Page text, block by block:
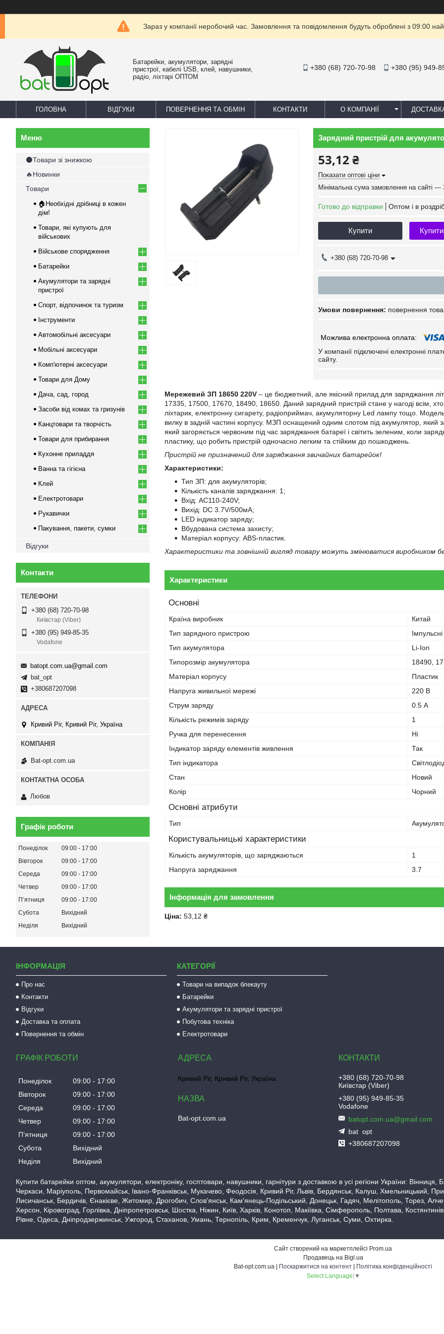
Зараз у компанії неробочий час. Замовлення та повідомлення будуть оброблені з 09:00
Батарейки, акумулятори, зарядні
пристрої, кабелі USB, клей, навушники,
радіо, ліхтарі ОПТОМ
+380 (68) 720-70-98 +380 (95) 949-
ГОЛОВНА ВІДГУКИ ПОВЕРНЕННЯ ТА ОБМІН КОНТАКТИ О КОМПАНІЇ
Зарядний пристрій для
53,12 ₴
Показати оптові ціни
Мінімальна сума замовлення на сайті —
Готово до відправки Оптом і в
Купити
+380 (68) 720-70-98
повернення
У компанії підключені електронні
сайту.
Мережевий ЗП 18650 220V – це бюджетний, але якісний прилад для заряджання
17335, 17500, 17670, 18490, 18650. Даний зарядний пристрій стане у нагоді всім,
ліхтарик, електронну сигарету, радіоприймач, акумуляторну Led лампу тощо.
вилку в задній частині корпусу. МЗП оснащений одним слотом під акумулятор, який
який загоряється червоним під час заряджання батареї і світить зеленим, коли
пластику, що робить пристрій одночасно легким та стійким до пошкоджень.
Пристрій не призначений для заряджання звичайних батарейок!
Характеристики:
Тип ЗП: для акумуляторів;
Кількість каналів заряджання: 1;
Вхід: AC110-240V;
Вихід: DC 3.7V/500мA;
LED індикатор заряду;
Вбудована система захисту;
Матеріал корпусу: ABS-пластик.
Характеристики та зовнішній вигляд товару можуть змінюватися виробником
Характеристики
Основні
Країна виробник
Китай
Тип зарядного пристрою
Імпульсні
Тип акумулятора
Li-Ion
Типорозмір акумулятора
18490,
Матеріал корпусу
Пластик
Напруга живильної мережі
220 В
Струм заряду
0.5 А
Кількість режимів заряду
1
Ручка для перенесення
Ні
Індикатор заряду елементів живлення
Так
Тип індикатора
Стан
Новий
Колір
Чорний
Основні атрибути
Тип
Користувальницькі характеристики
Кількість акумуляторів, що заряджаються
1
Напруга заряджання
3.7
Інформація для замовлення
Ціна: 53,12 ₴
⚫Товари зі знижкою
🔥Новинки
Товари
🏠Необхідні дрібниці в кожен
дім!
Товари, які купують для
військових
Військове спорядження
Батарейки
Акумулятори та зарядні
пристрої
Спорт, відпочинок та туризм
Інструменти
Автомобільні аксесуари
Мобільні аксесуари
Комп'ютерні аксесуари
Товари для Дому
Дача, сад, город
Засоби від комах та гризунів
Канцтовари та творчість
Товари для прибирання
Кухонне приладдя
Ванна та гігієна
Клей
Електротовари
Рукавички
Пакування, пакети, сумки
Відгуки
Контакти
+380 (68) 720-70-98
Київстар (Viber)
+380 (95) 949-85-35
Vodafone
batopt.com.ua@gmail.com
bat_opt
+380687207098
Кривий Ріг, Кривий Ріг, Україна
Bat-opt.com.ua
Любов
Графік роботи
Понеділок 09:00
17:00
Вівторок
09:00
17:00
Середа
09:00
17:00
Четвер
09:00
17:00
Пʼятниця
09:00
17:00
Субота
Вихідний
Неділя
Вихідний
ІНФОРМАЦІЯ
Про нас
Контакти
Відгуки
Доставка та оплата
Повернення та обмін
КАТЕГОРІЇ
Товари на випадок блекауту
Батарейки
Акумулятори та зарядні пристрої
Побутова техніка
Електротовари
ГРАФІК РОБОТИ
Понеділок 09:00
17:00
Вівторок
09:00
17:00
Середа
09:00
17:00
Четвер
09:00
17:00
Пʼятниця
09:00
17:00
Субота
Вихідний
Неділя
Вихідний
Кривий Ріг, Кривий Ріг, Україна
Bat-opt.com.ua
+380 (68) 720-70-98
Київстар (Viber)
+380 (95) 949-85-35
Vodafone
batopt.com.ua@gmail.com
bat_opt
+380687207098
Купити батарейки оптом, акумулятори, електроніку, госптовари, навушники, гарнітури з доставкою в усі регіони України:
Черкаси, Маріуполь, Первомайськ, Івано-Франківськ, Мукачево, Феодосія, Кривий Ріг, Львів, Бердянськ, Калуш, Хмельницький,
Лисичанськ, Бердичів, Єнакієве, Житомир, Дрогобич, Слов'янськ, Кам'янець-Подільський, Донецьк, Гадяч, Мелітополь, Торез,
Херсон, Кіровоград, Горлівка, Дніпропетровськ, Шостка, Ніжин, Київ, Харків, Конотоп, Макіївка, Сімферополь, Полтава,
Рівне, Одеса, Дніпродзержинськ, Ужгород, Стаханов, Умань, Тернопіль, Крим, Кременчук, Луганськ, Суми, Охтирка.
Сайт створений на маркетплейсі Prom.ua
Продавець на Bigl.ua
Поскаржитися на контент
Політика конфіденційності
Select Language ▼